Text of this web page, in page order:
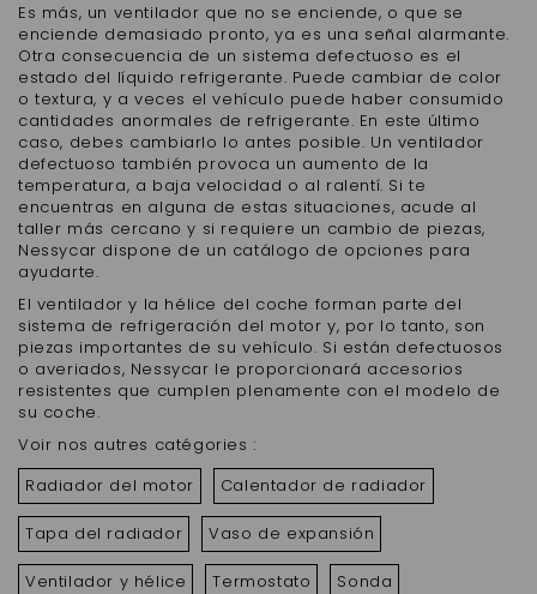
Es más, un ventilador que no se enciende, o que se
enciende demasiado pronto, ya es una señal alarmante.
Otra consecuencia de un sistema defectuoso es el
estado del líquido refrigerante. Puede cambiar de color
o textura, y a veces el vehículo puede haber consumido
cantidades anormales de refrigerante. En este último
caso, debes cambiarlo lo antes posible. Un ventilador
defectuoso también provoca un aumento de la
temperatura, a baja velocidad o al ralentí. Si te
encuentras en alguna de estas situaciones, acude al
taller más cercano y si requiere un cambio de piezas,
Nessycar dispone de un catálogo de opciones para
ayudarte.
El ventilador y la hélice del coche forman parte del
sistema de refrigeración del motor y, por lo tanto, son
piezas importantes de su vehículo. Si están defectuosos
o averiados, Nessycar le proporcionará accesorios
resistentes que cumplen plenamente con el modelo de
su coche.
Voir nos autres catégories :
Radiador del motor
Calentador de radiador
Tapa del radiador Vaso de expansión
Ventilador y hélice Termostato Sonda